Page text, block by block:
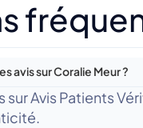
avis sur Coralie Meur ?
sur Avis Patients